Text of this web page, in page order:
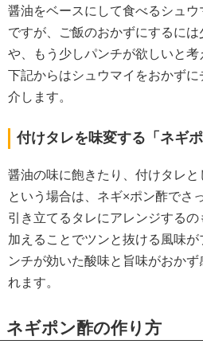
醤油をベースにして食べるシュ
ですが、ご飯のおかずにするに
や、もう少しパンチが欲しいと考
下記からはシュウマイをおかず
介します。
付けタレを味変する「ネギポ
醤油の味に飽きたり、付けタレ
という場合は、ネギ×ポン酢でさ
引き立てるタレにアレンジする
加えることでツンと抜ける風味
ンチが効いた酸味と旨味がおかず
れます。
ネギポン酢の作り方